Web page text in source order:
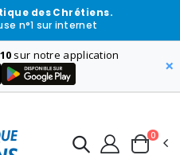
des Chrétiens.
n°1 sur internet
sur notre application
×
0